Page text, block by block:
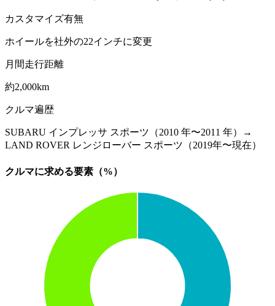
カスタマイズ有無
ホイールを社外の22インチに変更
月間走行距離
約2,000km
クルマ遍歴
SUBARU インプレッサ スポーツ（2010 年〜2011 年）→
LAND ROVER レンジローバー スポーツ（2019年〜現在）
クルマに求める要素（%）